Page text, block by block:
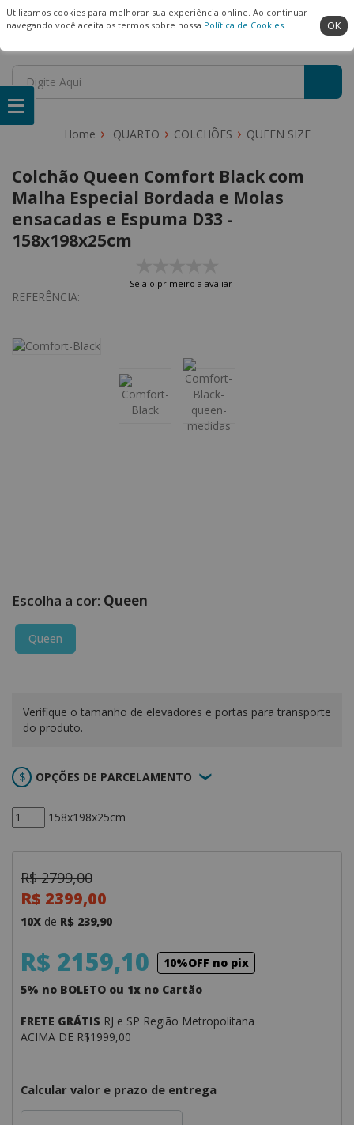
Utilizamos cookies para melhorar sua experiência online. Ao continuar
navegando você aceita os termos sobre nossa Política de Cookies. OK
(22) 99909-3407 Ambiente Seguro
0
QUARTO COLCHÕES QUEEN SIZE
Colchão Queen Comfort Black com
Malha Especial Bordada e Molas
ensacadas e Espuma D33 -
158x198x25cm
Seja o primeiro a avaliar
REFERÊNCIA:
Queen
Queen
158x198x25cm
Verifique o tamanho de elevadores e portas para transporte
do produto.
OPÇÕES DE PARCELAMENTO
R$ 2799,00
R$ 2399,00
10X de R$ 239,90
R$ 2159,10
10%OFF no pix
5% no BOLETO ou 1x no Cartão
FRETE GRÁTIS RJ e SP Região Metropolitana
ACIMA DE R$1999,00
Calcular valor e prazo de entrega